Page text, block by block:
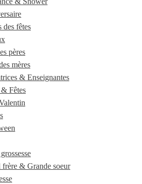
des fêtes
pères
mères
& Enseignantes
Fêtes
frère & Grande soeur